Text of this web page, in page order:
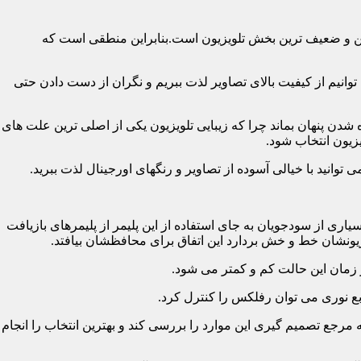
و ضعیف ترین بخش تلویزیون است.بنابراین منطقی است که
از کیفیت بالای تصاویر لذت ببریم و نگران از دست دادن حتی
پنهان بماند چرا که زیبایی تلویزیون یکی از اصلی ترین علت های
انتخاب شود.
سودجویان به جای استفاده از این پلیمر از پلیمرهای بازیافت
خط و خش بردارد این اتفاق برای محافظشان بیافتد.
تصمیم گیری این موارد را بررسی کند و بهترین انتخاب را انجام